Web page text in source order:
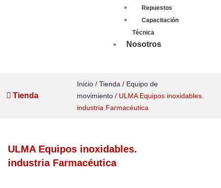
Repuestos
Capacitación
Técnica
Nosotros
Tienda
Inicio/ Tienda / Equipo de
movimiento/ ULMA Equipos inoxidables.
industria Farmacéutica
ULMA Equipos inoxidables.
industria Farmacéutica